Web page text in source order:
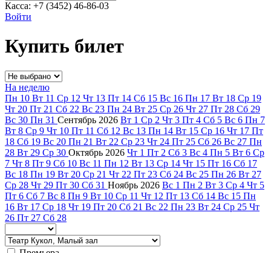
Касса: +7 (3452) 46-86-03
Войти
Купить билет
На неделю
Пн 10 Вт 11 Ср 12 Чт 13 Пт 14 Сб 15 Вс 16 Пн 17 Вт 18 Ср 19
Чт 20 Пт 21 Сб 22 Вс 23 Пн 24 Вт 25 Ср 26 Чт 27 Пт 28 Сб 29
Вс 30 Пн 31 Сентябрь 2026 Вт 1 Ср 2 Чт 3 Пт 4 Сб 5 Вс 6 Пн 7
Вт 8 Ср 9 Чт 10 Пт 11 Сб 12 Вс 13 Пн 14 Вт 15 Ср 16 Чт 17 Пт
18 Сб 19 Вс 20 Пн 21 Вт 22 Ср 23 Чт 24 Пт 25 Сб 26 Вс 27 Пн
28 Вт 29 Ср 30 Октябрь 2026 Чт 1 Пт 2 Сб 3 Вс 4 Пн 5 Вт 6 Ср
7 Чт 8 Пт 9 Сб 10 Вс 11 Пн 12 Вт 13 Ср 14 Чт 15 Пт 16 Сб 17
Вс 18 Пн 19 Вт 20 Ср 21 Чт 22 Пт 23 Сб 24 Вс 25 Пн 26 Вт 27
Ср 28 Чт 29 Пт 30 Сб 31 Ноябрь 2026 Вс 1 Пн 2 Вт 3 Ср 4 Чт 5
Пт 6 Сб 7 Вс 8 Пн 9 Вт 10 Ср 11 Чт 12 Пт 13 Сб 14 Вс 15 Пн
16 Вт 17 Ср 18 Чт 19 Пт 20 Сб 21 Вс 22 Пн 23 Вт 24 Ср 25 Чт
26 Пт 27 Сб 28